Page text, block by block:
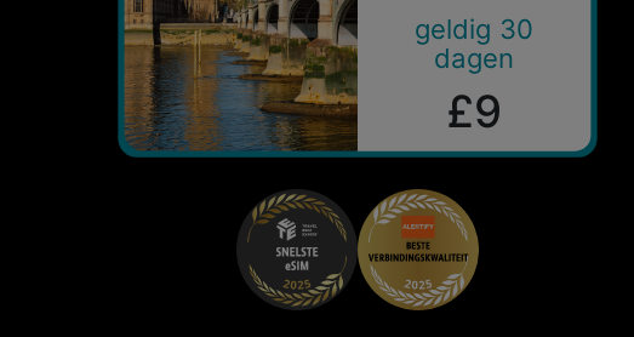
geldig 30
dagen
£9